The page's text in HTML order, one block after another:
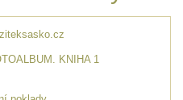
KNIHA 1